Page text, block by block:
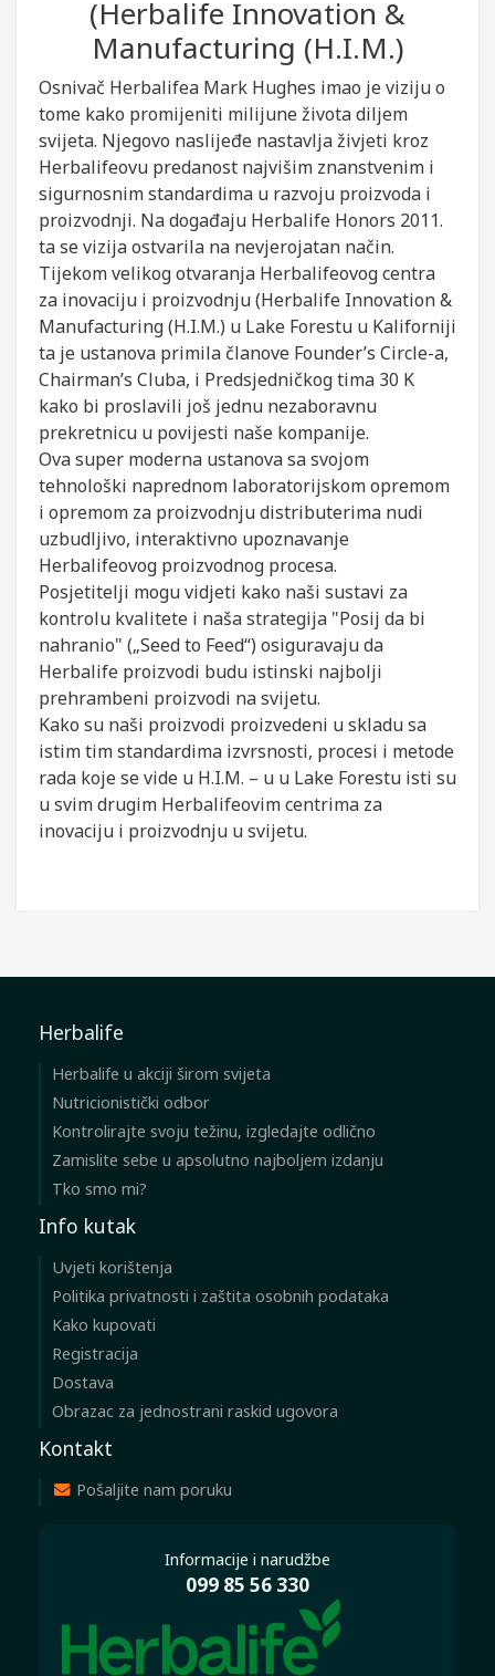
(Herbalife Innovation &
Manufacturing (H.I.M.)
Osnivač Herbalifea Mark Hughes imao je viziju o
tome kako promijeniti milijune života diljem
svijeta. Njegovo naslijeđe nastavlja živjeti kroz
Herbalifeovu predanost najvišim znanstvenim i
sigurnosnim standardima u razvoju proizvoda i
proizvodnji. Na događaju Herbalife Honors 2011.
ta se vizija ostvarila na nevjerojatan način.
Tijekom velikog otvaranja Herbalifeovog centra
za inovaciju i proizvodnju (Herbalife Innovation &
Manufacturing (H.I.M.) u Lake Forestu u Kaliforniji
ta je ustanova primila članove Founder’s Circle-a,
Chairman’s Cluba, i Predsjedničkog tima 30 K
kako bi proslavili još jednu nezaboravnu
prekretnicu u povijesti naše kompanije.
Ova super moderna ustanova sa svojom
tehnološki naprednom laboratorijskom opremom
i opremom za proizvodnju distributerima nudi
uzbudljivo, interaktivno upoznavanje
Herbalifeovog proizvodnog procesa.
Posjetitelji mogu vidjeti kako naši sustavi za
kontrolu kvalitete i naša strategija "Posij da bi
nahranio" („Seed to Feed“) osiguravaju da
Herbalife proizvodi budu istinski najbolji
prehrambeni proizvodi na svijetu.
Kako su naši proizvodi proizvedeni u skladu sa
istim tim standardima izvrsnosti, procesi i metode
rada koje se vide u H.I.M. – u u Lake Forestu isti su
u svim drugim Herbalifeovim centrima za
inovaciju i proizvodnju u svijetu.
Herbalife
Herbalife u akciji širom svijeta
Nutricionistički odbor
Kontrolirajte svoju težinu, izgledajte odlično
Zamislite sebe u apsolutno najboljem izdanju
Tko smo mi?
Info kutak
Uvjeti korištenja
Politika privatnosti i zaštita osobnih podataka
Kako kupovati
Registracija
Dostava
Obrazac za jednostrani raskid ugovora
Kontakt
Pošaljite nam poruku
Informacije i narudžbe
099 85 56 330